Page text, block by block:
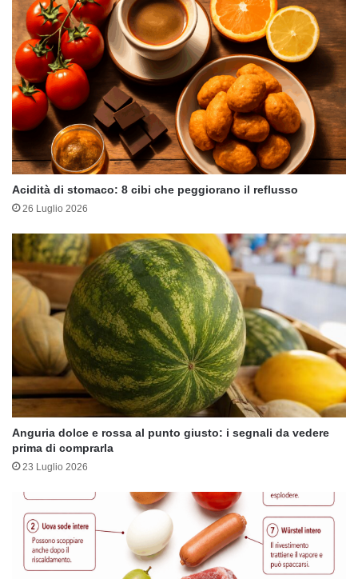
Acidità di stomaco: 8 cibi che peggiorano il reflusso
26 Luglio 2026
Anguria dolce e rossa al punto giusto: i segnali da vedere
prima di comprarla
23 Luglio 2026